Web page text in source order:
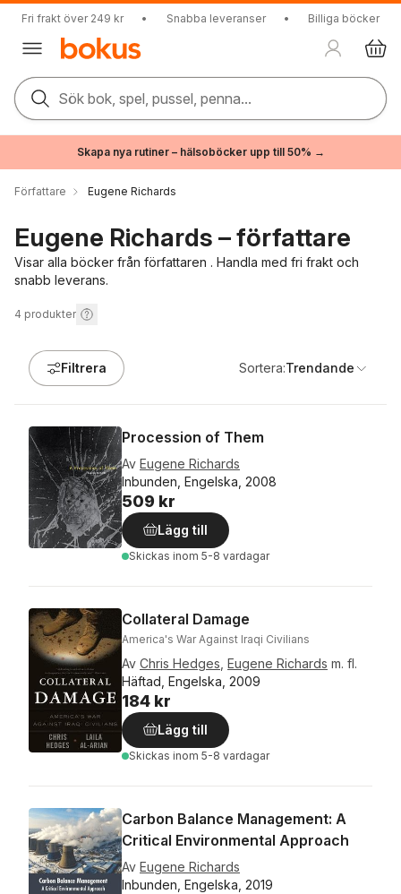
Fri frakt över 249 kr • Snabba leveranser • Billiga böcker
Sök bok, spel, pussel, penna...
Skapa nya rutiner – hälsoböcker upp till 50% →
Författare Eugene Richards
Eugene Richards – författare
Visar alla böcker från författaren . Handla med fri frakt och
snabb leverans.
4 produkter
Filtrera Sortera:Trendande
Procession of Them
Av Eugene Richards
Inbunden, Engelska, 2008
509 kr
Lägg till
Skickas inom 5-8 vardagar
Collateral Damage
America's War Against Iraqi Civilians
Av Chris Hedges Eugene Richards m. fl.
Häftad, Engelska, 2009
184 kr
Lägg till
Skickas inom 5-8 vardagar
Carbon Balance Management: A
Critical Environmental Approach
Av Eugene Richards
Inbunden, Engelska, 2019